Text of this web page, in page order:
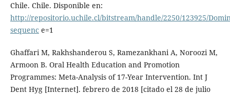
Chile. Chile. Disponible en:
http://repositorio.uchile.cl/bitstream/handle/2250/123925/
sequence=1
Ghaffari M, Rakhshanderou S, Ramezankhani A, Noroozi M,
Armoon B. Oral Health Education and Promotion
Programmes: Meta-Analysis of 17-Year Intervention. Int J
Dent Hyg [Internet]. febrero de 2018 [citado el 28 de julio